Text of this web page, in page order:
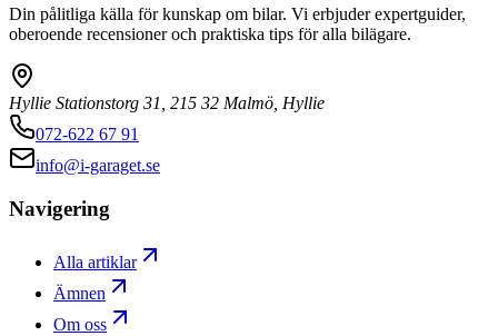
Din pålitliga källa för kunskap om bilar. Vi erbjuder expertguider,
oberoende recensioner och praktiska tips för alla bilägare.
Hyllie Stationstorg 31, 215 32 Malmö, Hyllie
072-622 67 91
info@i-garaget.se
Navigering
Alla artiklar
Ämnen
Om oss